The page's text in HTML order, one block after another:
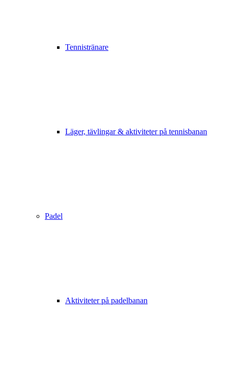
Tennistränare
Läger, tävlingar & aktiviteter på tennisbanan
Padel
Aktiviteter på padelbanan